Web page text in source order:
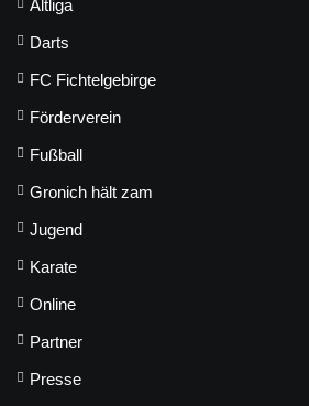
Altliga
Darts
FC Fichtelgebirge
Förderverein
Fußball
Gronich hält zam
Jugend
Karate
Online
Partner
Presse